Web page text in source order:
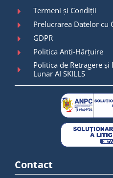
Termeni și Condiții
Prelucrarea Datelor cu
GDPR
Politica Anti-Hărțuire
Politica de Retragere
Lunar AI SKILLS
Contact